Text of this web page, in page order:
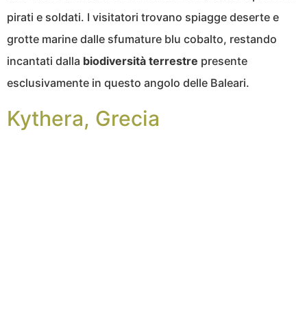
pirati e soldati. I visitatori trovano spiagge deserte e
grotte marine dalle sfumature blu cobalto, restando
incantati dalla biodiversità terrestre presente
esclusivamente in questo angolo delle Baleari.
Kythera, Grecia